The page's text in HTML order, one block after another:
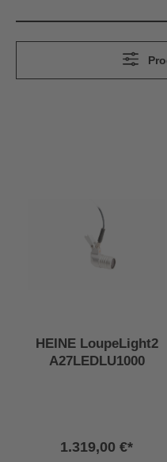
HEINE LoupeLight2
A27LEDLU1000
1.319,00 €*